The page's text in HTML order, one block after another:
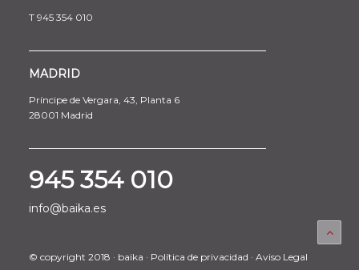
T 945 354 010
MADRID
Príncipe de Vergara, 43, Planta 6
28001 Madrid
945 354 010
info@baika.es
© copyright 2018 · baika · Política de privacidad · Aviso Legal